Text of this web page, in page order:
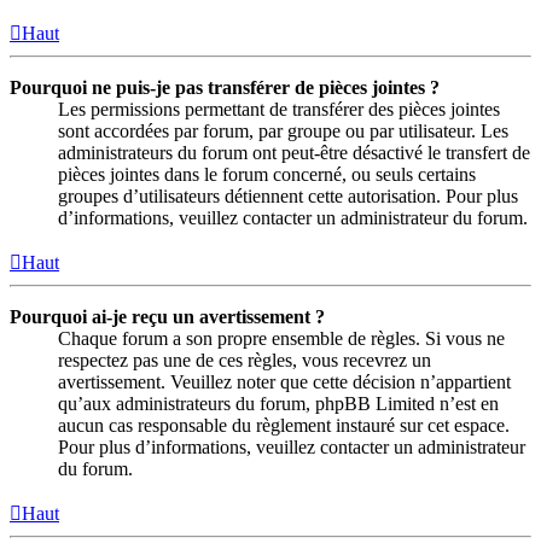
Haut
Pourquoi ne puis-je pas transférer de pièces jointes ?
Les permissions permettant de transférer des pièces jointes
sont accordées par forum, par groupe ou par utilisateur. Les
administrateurs du forum ont peut-être désactivé le transfert de
pièces jointes dans le forum concerné, ou seuls certains
groupes d’utilisateurs détiennent cette autorisation. Pour plus
d’informations, veuillez contacter un administrateur du forum.
Haut
Pourquoi ai-je reçu un avertissement ?
Chaque forum a son propre ensemble de règles. Si vous ne
respectez pas une de ces règles, vous recevrez un
avertissement. Veuillez noter que cette décision n’appartient
qu’aux administrateurs du forum, phpBB Limited n’est en
aucun cas responsable du règlement instauré sur cet espace.
Pour plus d’informations, veuillez contacter un administrateur
du forum.
Haut